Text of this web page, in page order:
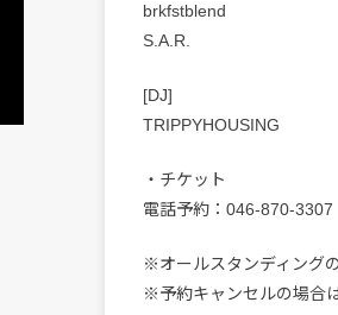
brkfstblend
S.A.R.
[DJ]
TRIPPYHOUSING
・チケット
電話予約：046-870-
※オールスタンディング
※予約キャンセルの場合